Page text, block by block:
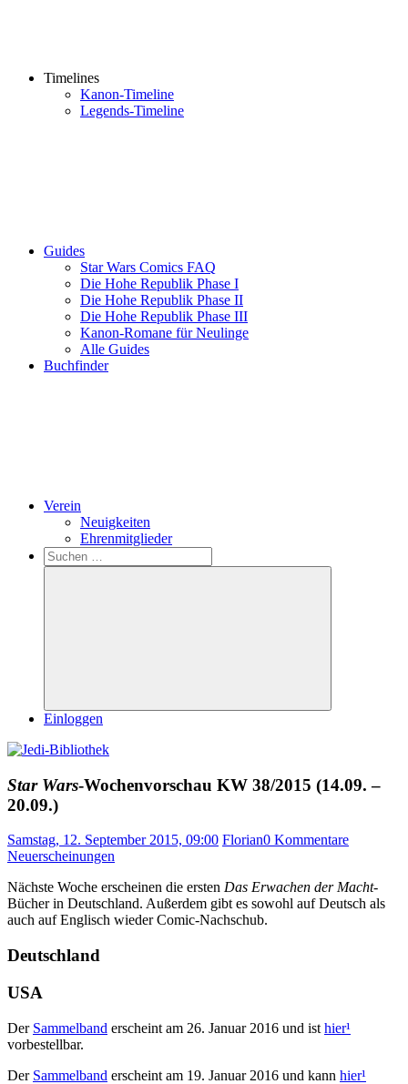
Timelines
Kanon-Timeline
Legends-Timeline
Guides
Star Wars Comics FAQ
Die Hohe Republik Phase I
Die Hohe Republik Phase II
Die Hohe Republik Phase III
Kanon-Romane für Neulinge
Alle Guides
Buchfinder
Verein
Neuigkeiten
Ehrenmitglieder
Search
Suchen
nach:
Suchen
Einloggen
Star Wars-Wochenvorschau KW 38/2015 (14.09. –
20.09.)
Samstag, 12. September 2015, 09:00 Florian0 Kommentare
Neuerscheinungen
Nächste Woche erscheinen die ersten Das Erwachen der Macht-
Bücher in Deutschland. Außerdem gibt es sowohl auf Deutsch als
auch auf Englisch wieder Comic-Nachschub.
Deutschland
USA
Der Sammelband erscheint am 26. Januar 2016 und ist hier¹
vorbestellbar.
Der Sammelband erscheint am 19. Januar 2016 und kann hier¹